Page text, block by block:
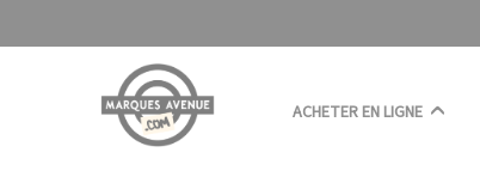
ACHETER EN LIGNE